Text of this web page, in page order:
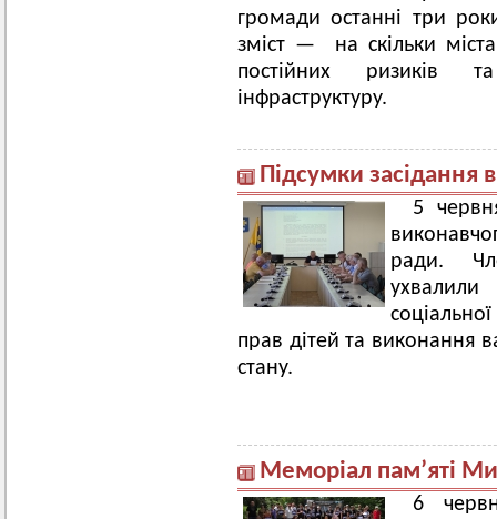
громади останні три
зміст — на скільки
постійних ризиків
інфраструктуру.
Підсумки засідання
5
ради.
прав дітей та виконання
стану.
Меморіал пам’яті
6